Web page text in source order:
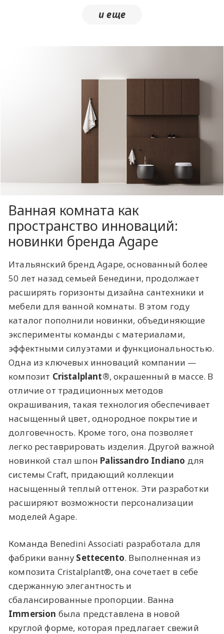
Ванная комната как
пространство инноваций:
новинки бренда Agape
Итальянский бренд Agape, основанный более
50 лет назад семьей Бенедини, продолжает
расширять горизонты дизайна сантехники и
мебели для ванной комнаты. В этом году
каталог пополнили новинки, объединяющие
эксперименты команды с материалами,
эффектными силуэтами и функциональностью.
Одна из ключевых инноваций компании —
композит Cristalplant®, окрашенный в массе. В
отличие от традиционных методов
окрашивания, такая технология обеспечивает
насыщенный цвет, однородное покрытие и
долговечность. Кроме того, она позволяет
легко реставрировать изделия. Другой важной
новинкой стал шпон Palissandro Indiano для
системы Craft, придающий коллекции
насыщенный теплый оттенок. Эти разработки
расширяют возможности персонализации
моделей Agape.
Команда Benedini Associati разработала для
фабрики ванну Settecento. Выполненная из
композита Cristalplant®, она сочетает в себе
сдержанную элегантность и
сбалансированные пропорции. Ванна
Immersion была представлена в новой
круглой форме, которая предлагает свежий